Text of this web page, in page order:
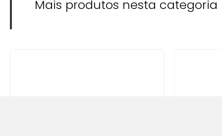
Mais produtos nesta categoria